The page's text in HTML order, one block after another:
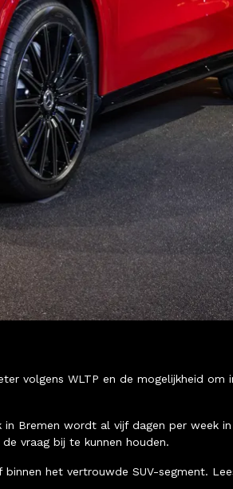
volgens WLTP en de mogelijkheid
Bremen wordt al vijf dagen per week
vraag bij te kunnen houden.
het vertrouwde SUV-segment.